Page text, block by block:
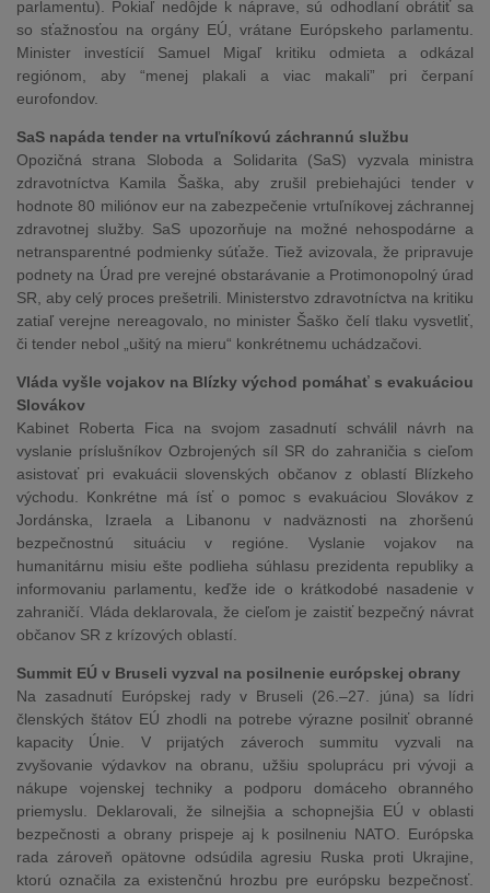
parlamentu). Pokiaľ nedôjde k náprave, sú odhodlaní obrátiť sa
so sťažnosťou na orgány EÚ, vrátane Európskeho parlamentu.
Minister investícií Samuel Migaľ kritiku odmieta a odkázal
regiónom, aby “menej plakali a viac makali” pri čerpaní
eurofondov.
SaS napáda tender na vrtuľníkovú záchrannú službu
Opozičná strana Sloboda a Solidarita (SaS) vyzvala ministra
zdravotníctva Kamila Šaška, aby zrušil prebiehajúci tender v
hodnote 80 miliónov eur na zabezpečenie vrtuľníkovej záchrannej
zdravotnej služby. SaS upozorňuje na možné nehospodárne a
netransparentné podmienky súťaže. Tiež avizovala, že pripravuje
podnety na Úrad pre verejné obstarávanie a Protimonopolný úrad
SR, aby celý proces prešetrili. Ministerstvo zdravotníctva na kritiku
zatiaľ verejne nereagovalo, no minister Šaško čelí tlaku vysvetliť,
či tender nebol „ušitý na mieru“ konkrétnemu uchádzačovi.
Vláda vyšle vojakov na Blízky východ pomáhať s evakuáciou
Slovákov
Kabinet Roberta Fica na svojom zasadnutí schválil návrh na
vyslanie príslušníkov Ozbrojených síl SR do zahraničia s cieľom
asistovať pri evakuácii slovenských občanov z oblastí Blízkeho
východu. Konkrétne má ísť o pomoc s evakuáciou Slovákov z
Jordánska, Izraela a Libanonu v nadväznosti na zhoršenú
bezpečnostnú situáciu v regióne. Vyslanie vojakov na
humanitárnu misiu ešte podlieha súhlasu prezidenta republiky a
informovaniu parlamentu, keďže ide o krátkodobé nasadenie v
zahraničí. Vláda deklarovala, že cieľom je zaistiť bezpečný návrat
občanov SR z krízových oblastí.
Summit EÚ v Bruseli vyzval na posilnenie európskej obrany
Na zasadnutí Európskej rady v Bruseli (26.–27. júna) sa lídri
členských štátov EÚ zhodli na potrebe výrazne posilniť obranné
kapacity Únie. V prijatých záveroch summitu vyzvali na
zvyšovanie výdavkov na obranu, užšiu spoluprácu pri vývoji a
nákupe vojenskej techniky a podporu domáceho obranného
priemyslu. Deklarovali, že silnejšia a schopnejšia EÚ v oblasti
bezpečnosti a obrany prispeje aj k posilneniu NATO. Európska
rada zároveň opätovne odsúdila agresiu Ruska proti Ukrajine,
ktorú označila za existenčnú hrozbu pre európsku bezpečnosť.